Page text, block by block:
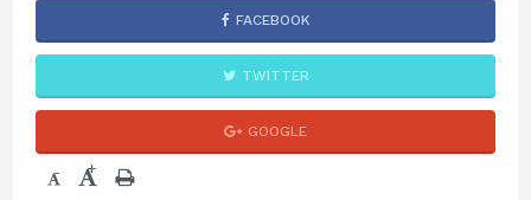
FACEBOOK
TWITTER
GOOGLE
- +